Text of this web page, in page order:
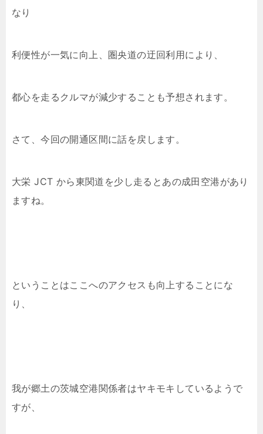
なり
利便性が一気に向上、圏央道の迂回利用により、
都心を走るクルマが減少することも予想されます。
さて、今回の開通区間に話を戻します。
大栄 JCT から東関道を少し走るとあの成田空港があり
ますね。
ということはここへのアクセスも向上することにな
り、
我が郷土の茨城空港関係者はヤキモキしているようで
すが、